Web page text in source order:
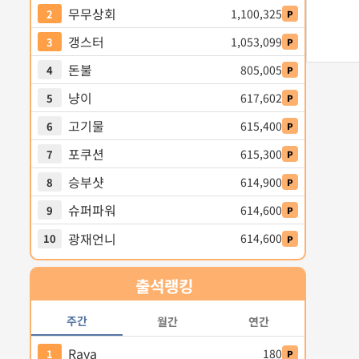
2 무무상회 1,100,325 P
3 갱스터 1,053,099 P
4 돈불 805,005 P
5 냥이 617,602 P
6 고기물 615,400 P
7 포쿠션 615,300 P
8 승부샷 614,900 P
9 슈퍼파워 614,600 P
10 광재언니 614,600 P
출석랭킹
주간 월간 연간
1 Raya 180 P